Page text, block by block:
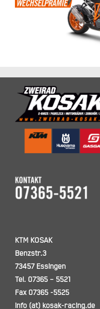
KTM KOSAK
Benzstr.3
73457 Essingen
Tel. 07365 – 5521
Fax 07365 -5525
info (at) kosak-racing.de